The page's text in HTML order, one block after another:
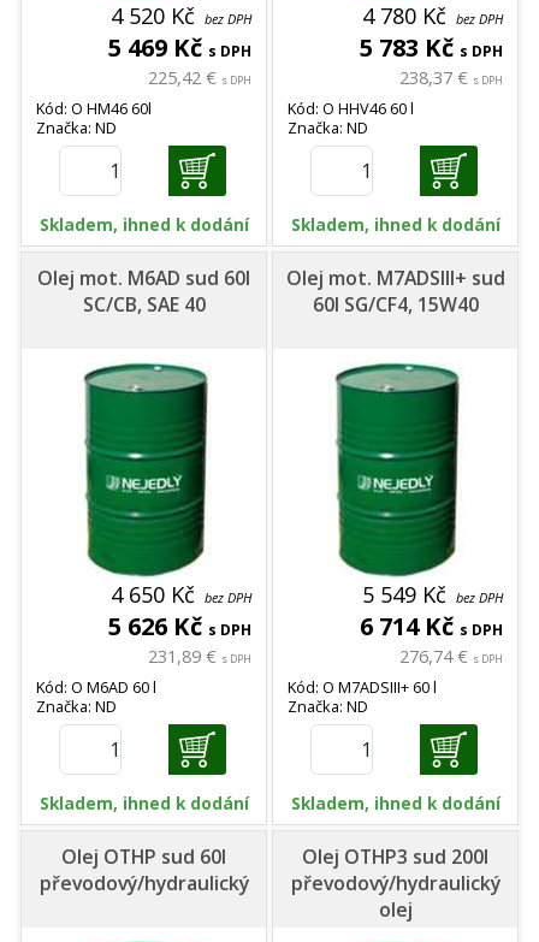
4 520 Kč bez DPH
5 469 Kč s DPH
225,42 € s DPH
Kód: O HM46 60l
Značka: ND
Skladem, ihned k dodání
4 780 Kč bez DPH
5 783 Kč s DPH
238,37 € s DPH
Kód: O HHV46 60 l
Značka: ND
Skladem, ihned k dodání
Olej mot. M6AD sud 60l
SC/CB, SAE 40
4 650 Kč bez DPH
5 626 Kč s DPH
231,89 € s DPH
Kód: O M6AD 60 l
Značka: ND
Skladem, ihned k dodání
Olej mot. M7ADSIII+ sud
60l SG/CF4, 15W40
5 549 Kč bez DPH
6 714 Kč s DPH
276,74 € s DPH
Kód: O M7ADSIII+ 60 l
Značka: ND
Skladem, ihned k dodání
Olej OTHP sud 60l
převodový/hydraulický
Olej OTHP3 sud 200l
převodový/hydraulický
olej